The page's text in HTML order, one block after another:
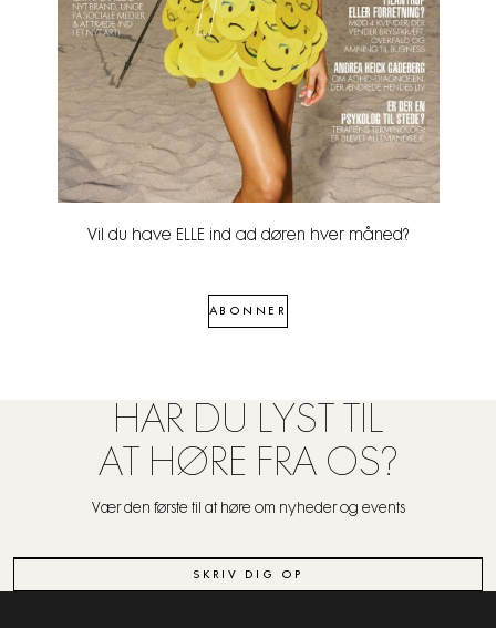
Vil du have ELLE ind ad døren hver måned?
ABONNER
HAR DU LYST TIL
AT HØRE FRA OS?
Vær den første til at høre om nyheder og events
SKRIV DIG OP